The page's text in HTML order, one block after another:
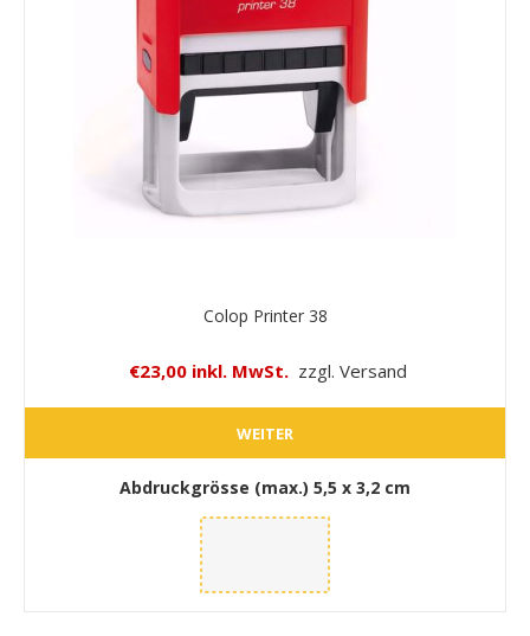
Colop Printer 38
€23,00 inkl. MwSt. zzgl. Versand
WEITER
Abdruckgrösse (max.) 5,5 x 3,2 cm